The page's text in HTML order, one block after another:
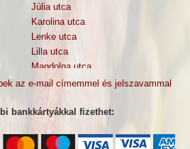
Júlia utca
Karolina utca
Lenke utca
Lilla utca
Magdolna utca
Margit utca
Mária utca
Márta utca
Muskátli utca
Nádas utca
az e-mail címemmel és jelszavammal
bankkártyákkal fizethet: